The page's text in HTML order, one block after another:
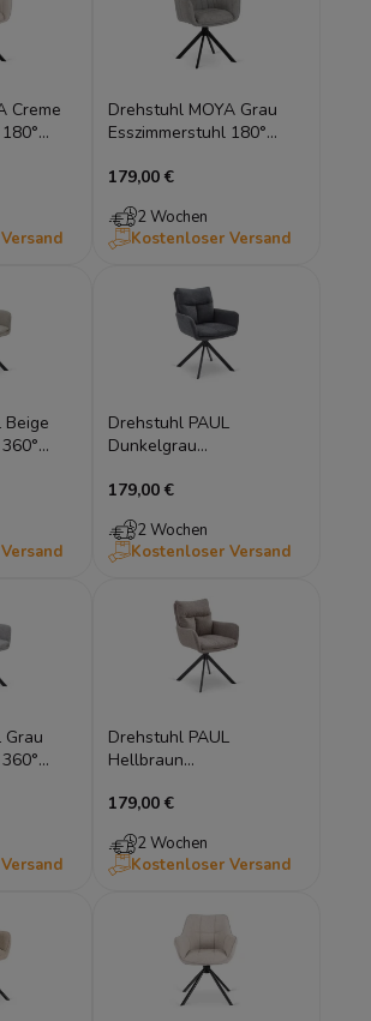
Creme
Drehstuhl MOYA Grau
Esszimmerstuhl 180°
Armlehnenstuhl
179,00 €
2 Wochen
Kostenloser Versand
Beige
Drehstuhl PAUL
Dunkelgrau
drehbar Polsterstuhl
179,00 €
2 Wochen
Kostenloser Versand
Grau
Drehstuhl PAUL
Hellbraun
drehbar Polsterstuhl
179,00 €
2 Wochen
Kostenloser Versand